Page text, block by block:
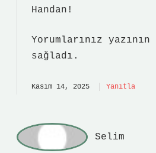
Handan!
Yorumlarınız yazının
sağladı.
Kasım 14, 2025 Yanıtla